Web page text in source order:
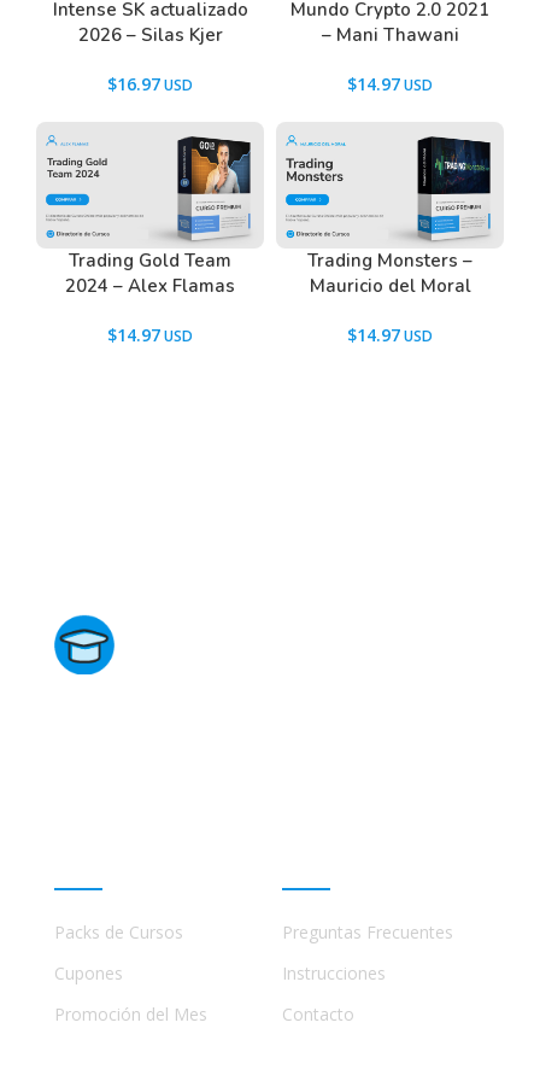
Tenemos un listado de todas las preguntas que
descargar los recursos WordPress.
Ir a lasPreguntas Frecuentes
contactarnos usando el Chat.
Intense SK actualizado
2026 – Silas Kjer
$16.97
Mundo Crypto 2.0 2021
– Mani Thawani
$14.97
Trading Gold Team
2024 – Alex Flamas
$14.97
Trading Monsters –
Mauricio del Moral
$14.97
Packs de Cursos
Cupones
Promoción del Mes
Preguntas Frecuentes
Instrucciones
Contacto